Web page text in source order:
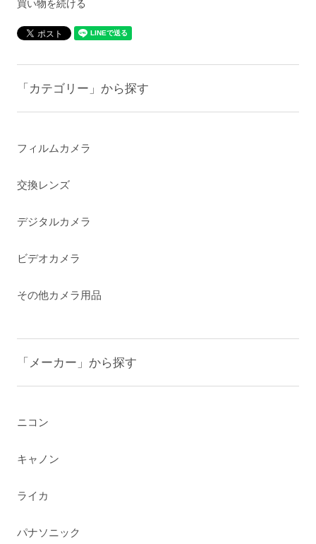
買い物を続ける
「カテゴリー」から探す
フィルムカメラ
交換レンズ
デジタルカメラ
ビデオカメラ
その他カメラ用品
「メーカー」から探す
ニコン
キャノン
ライカ
パナソニック